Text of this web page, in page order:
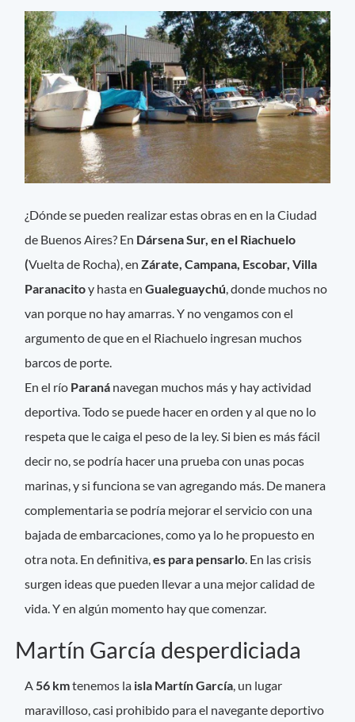
¿Dónde se pueden realizar estas obras en en la Ciudad
de Buenos Aires? En Dársena Sur, en el Riachuelo
(Vuelta de Rocha), en Zárate, Campana, Escobar, Villa
Paranacitoy hasta enGualeguaychú , donde muchos no
van porque no hay amarras. Y no vengamos con el
argumento de que en el Riachuelo ingresan muchos
barcos de porte.
En el río Paraná navegan muchos más y hay actividad
deportiva. Todo se puede hacer en orden y al que no lo
respeta que le caiga el peso de la ley. Si bien es más fácil
decir no, se podría hacer una prueba con unas pocas
marinas, y si funciona se van agregando más. De manera
complementaria se podría mejorar el servicio con una
bajada de embarcaciones, como ya lo he propuesto en
otra nota. En definitiva,es para pensarlo . En las crisis
surgen ideas que pueden llevar a una mejor calidad de
vida. Y en algún momento hay que comenzar.
Martín García desperdiciada
A56 kmtenemos la isla Martín García, un lugar
maravilloso, casi prohibido para el navegante deportivo